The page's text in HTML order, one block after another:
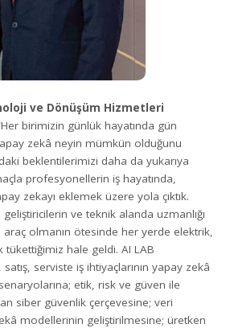
ve Dönüşüm Hizmetleri
birimizin günlük hayatında gün
zekâ neyin mümkün olduğunu
beklentilerimizi daha da yukarıya
profesyonellerin iş hayatında,
zekayı eklemek üzere yola çıktık.
ve teknik alanda uzmanlığı
araç olmanın ötesinde her yerde elektrik,
tükettiğimiz hale geldi. AI LAB
serviste iş ihtiyaçlarının yapay zekâ
etik, risk ve güven ile
siber güvenlik çerçevesine; veri
modellerinin geliştirilmesine; üretken